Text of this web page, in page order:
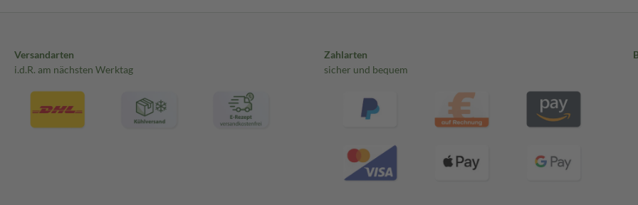
Versandarten
i.d.R. am nächsten Werktag
Zahlarten
sicher und bequem